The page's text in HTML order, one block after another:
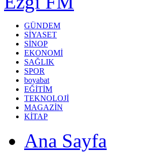
GÜNDEM
SİYASET
SİNOP
EKONOMİ
SAĞLIK
SPOR
boyabat
EĞİTİM
TEKNOLOJİ
MAGAZİN
KİTAP
Ana Sayfa